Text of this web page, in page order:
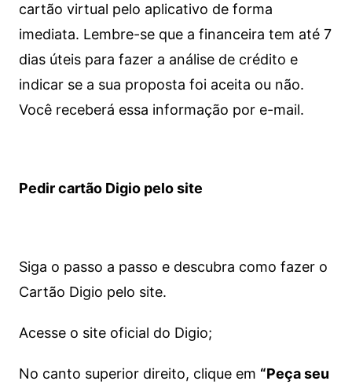
cartão virtual pelo aplicativo de forma
imediata. Lembre-se que a financeira tem até 7
dias úteis para fazer a análise de crédito e
indicar se a sua proposta foi aceita ou não.
Você receberá essa informação por e-mail.
Pedir cartão Digio pelo site
Siga o passo a passo e descubra como fazer o
Cartão Digio pelo site.
Acesse o site oficial do Digio;
No canto superior direito, clique em “Peça seu